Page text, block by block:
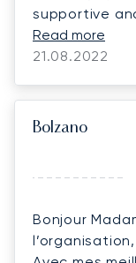
supportive
The flight
with no delay
with him for
Read more
21.08.2022
Bolzano
Bonjour